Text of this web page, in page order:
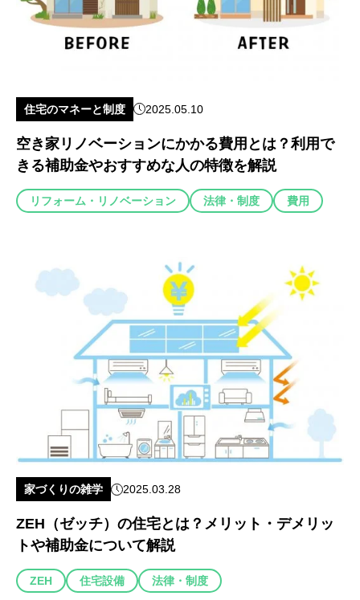
住宅のマネーと制度 2025.05.10
空き家リノベーションにかかる費用とは？利用で
きる補助金やおすすめな人の特徴を解説
リフォーム・リノベーション 法律・制度 費用
家づくりの雑学 2025.03.28
ZEH（ゼッチ）の住宅とは？メリット・デメリッ
トや補助金について解説
ZEH 住宅設備 法律・制度